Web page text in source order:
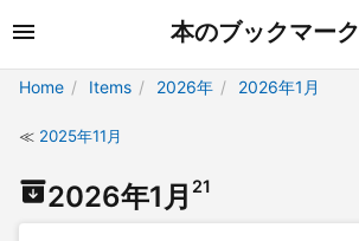
本のブックマーク
Home Items 2026年 2026年1月
2025年11月
2026年1月 21